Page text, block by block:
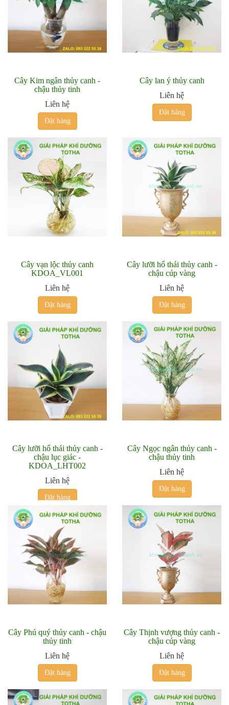
Cây Kim ngân thủy canh -
chậu thủy tinh
Liên hệ
Đặt hàng
Cây lan ý thủy canh
Liên hệ
Đặt hàng
Cây vạn lộc thủy canh
KDOA_VL001
Liên hệ
Đặt hàng
Cây lưỡi hổ thái thủy canh -
chậu cúp vàng
Liên hệ
Đặt hàng
Cây lưỡi hổ thái thủy canh -
chậu lục giác -
KDOA_LHT002
Liên hệ
Đặt hàng
Cây Ngọc ngân thủy canh -
chậu thủy tinh
Liên hệ
Đặt hàng
Cây Phú quý thủy canh - chậu
thủy tinh
Liên hệ
Đặt hàng
Cây Thịnh vượng thủy canh -
chậu cúp vàng
Liên hệ
Đặt hàng